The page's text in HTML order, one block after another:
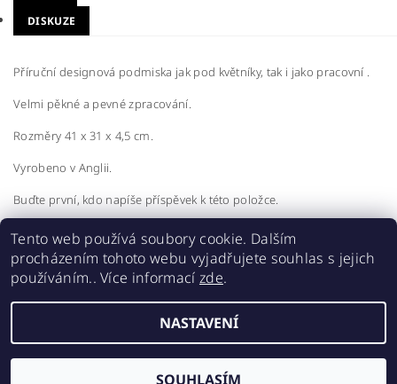
DISKUZE
Příruční designová podmiska jak pod květníky, tak i jako pracovní .
Velmi pěkné a pevné zpracování.
Rozměry 41 x 31 x 4,5 cm.
Vyrobeno v Anglii.
Buďte první, kdo napíše příspěvek k této položce.
Přidat komentář
2026 ©Realgrow, všechna práva vyhrazena
Vytvořil Shoptet
Tento web používá soubory cookie. Dalším
procházením tohoto webu vyjadřujete souhlas s jejich
používáním.. Více informací zde.
NASTAVENÍ
SOUHLASÍM